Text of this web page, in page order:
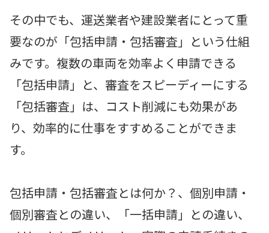
その中でも、運送業者や建設業者にとって重
要なのが「包括申請・包括審査」という仕組
みです。複数の車両を効率よく申請できる
「包括申請」と、審査をスピーディーにする
「包括審査」は、コスト削減にも効果があ
り、効率的に仕事をすすめることができま
す。
包括申請・包括審査とは何か？、個別申請・
個別審査との違い、「一括申請」との違い、